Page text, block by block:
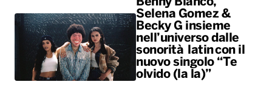
Selena Gomez &
Becky G insieme
nell’universo dalle
sonorità latin con il
nuovo singolo “Te
olvido (la la)”